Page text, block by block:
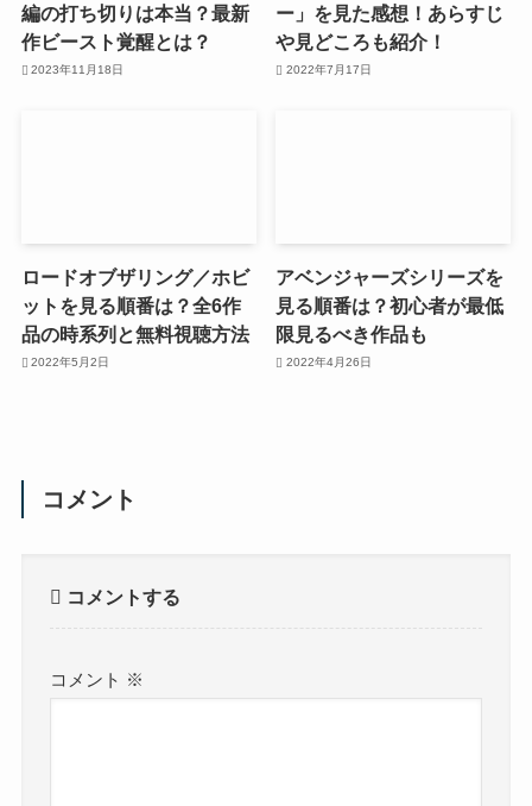
編の打ち切りは本当？最新
作ビースト覚醒とは？
2023年11月18日
ー」を見た感想！あらすじ
や見どころも紹介！
2022年7月17日
ロードオブザリング／ホビ
ットを見る順番は？全6作
品の時系列と無料視聴方法
2022年5月2日
アベンジャーズシリーズを
見る順番は？初心者が最低
限見るべき作品も
2022年4月26日
コメント
コメントする
コメント ※